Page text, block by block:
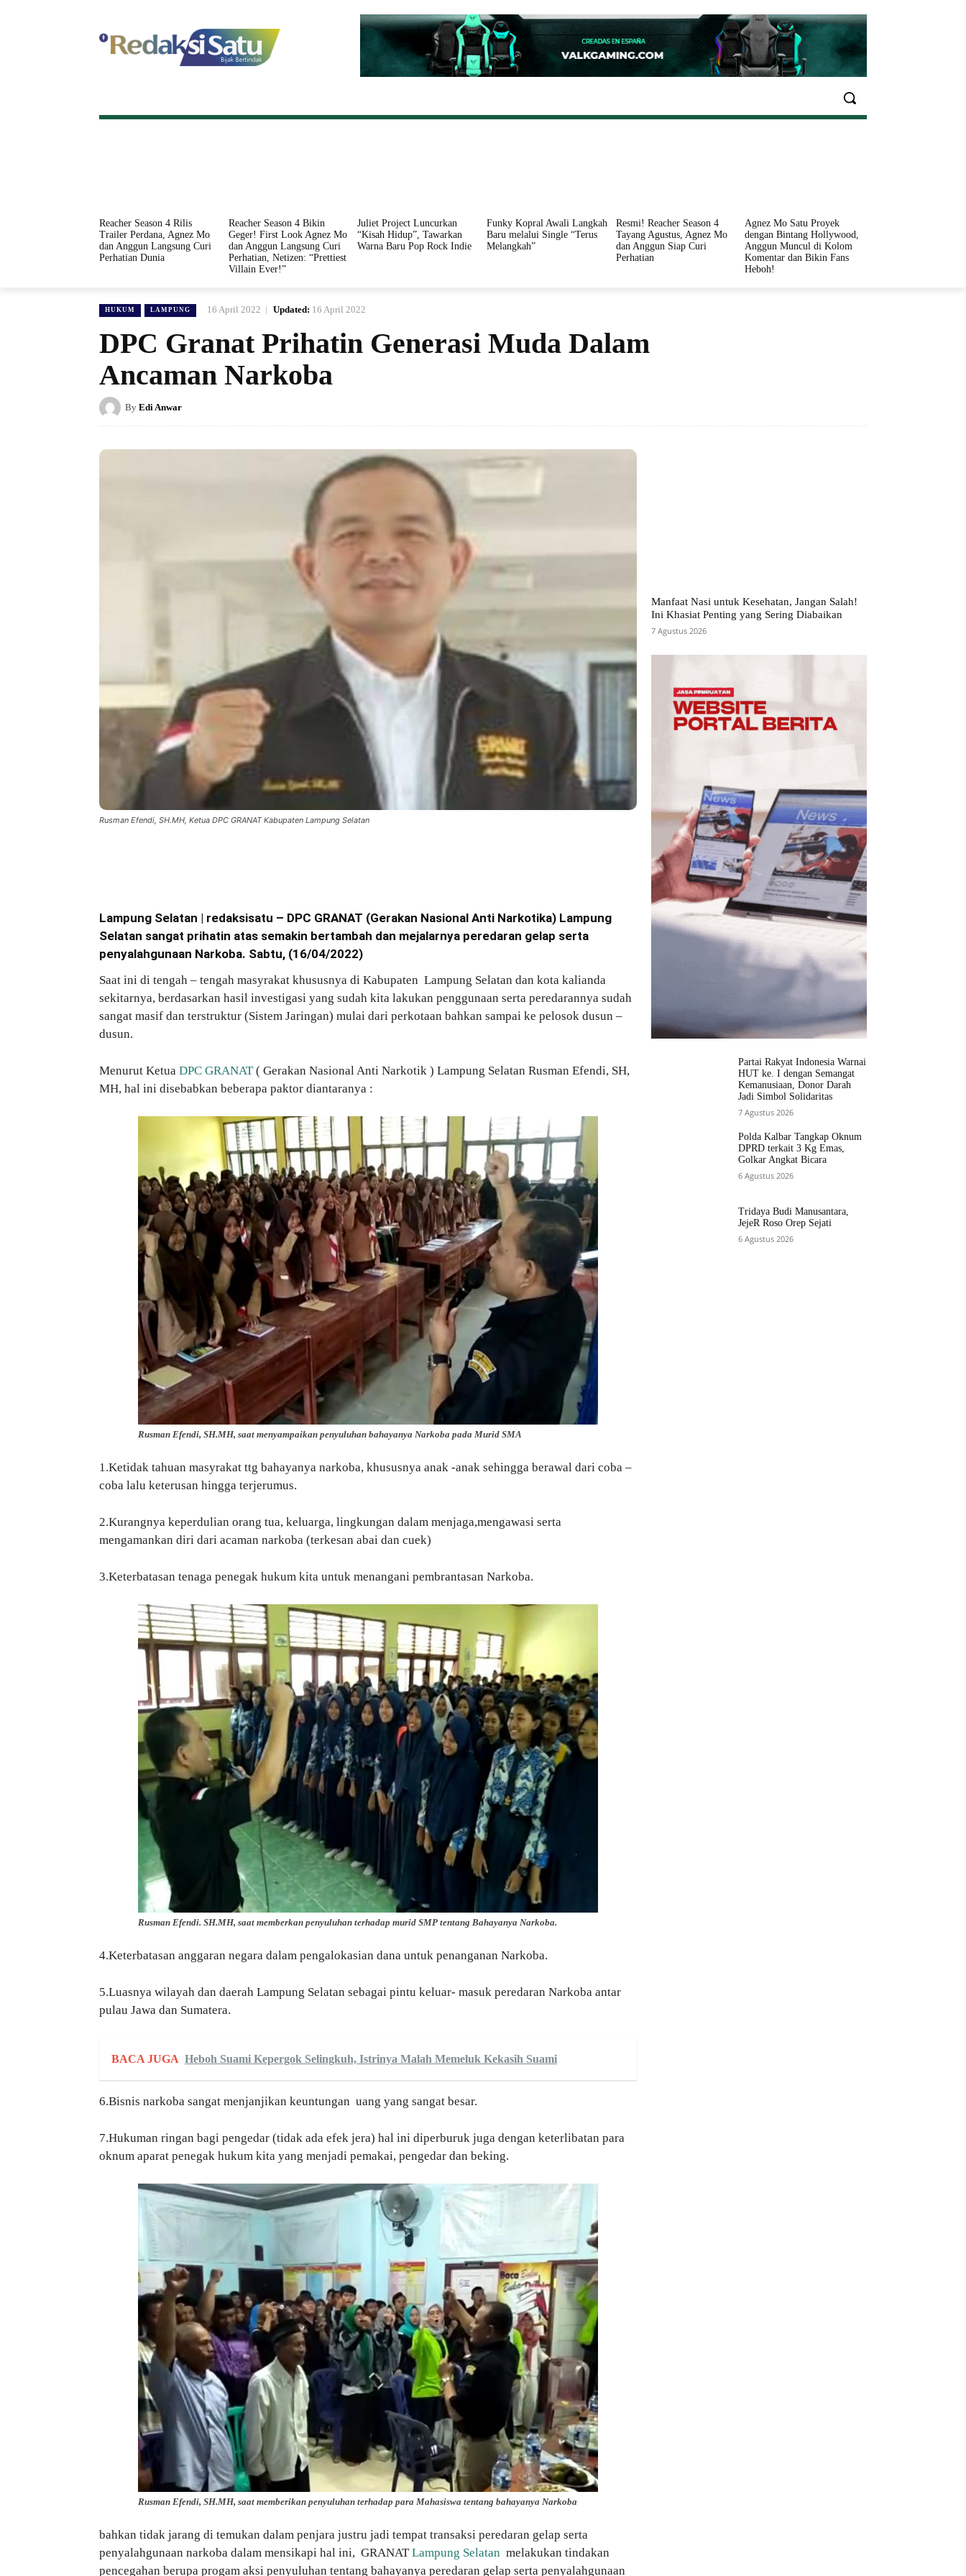
INFO SEHAT
Reacher Season 4 Rilis
Trailer Perdana, Agnez Mo
dan Anggun Langsung Curi
Perhatian Dunia
Reacher Season 4 Bikin
Geger! First Look Agnez Mo
dan Anggun Langsung Curi
Perhatian, Netizen: “Prettiest
Villain Ever!”
Juliet Project Luncurkan
“Kisah Hidup”, Tawarkan
Warna Baru Pop Rock Indie
Funky Kopral Awali Langkah
Baru melalui Single “Terus
Melangkah”
Resmi! Reacher Season 4
Tayang Agustus, Agnez Mo
dan Anggun Siap Curi
Perhatian
Agnez Mo Satu Proyek
dengan Bintang Hollywood,
Anggun Muncul di Kolom
Komentar dan Bikin Fans
Heboh!
HUKUM LAMPUNG 16 April 2022 Updated: 16 April 2022
DPC Granat Prihatin Generasi Muda Dalam
Ancaman Narkoba
By Edi Anwar
Rusman Efendi, SH.MH, Ketua DPC GRANAT Kabupaten Lampung Selatan
Lampung Selatan | redaksisatu – DPC GRANAT (Gerakan Nasional Anti Narkotika) Lampung
Selatan sangat prihatin atas semakin bertambah dan mejalarnya peredaran gelap serta
penyalahgunaan Narkoba. Sabtu, (16/04/2022)
Saat ini di tengah – tengah masyrakat khususnya di Kabupaten Lampung Selatan dan kota kalianda
sekitarnya, berdasarkan hasil investigasi yang sudah kita lakukan penggunaan serta peredarannya sudah
sangat masif dan terstruktur (Sistem Jaringan) mulai dari perkotaan bahkan sampai ke pelosok dusun –
dusun.
Menurut Ketua DPC GRANAT( Gerakan Nasional Anti Narkotik ) Lampung Selatan Rusman Efendi, SH,
MH, hal ini disebabkan beberapa paktor diantaranya :
Rusman Efendi, SH.MH, saat menyampaikan penyuluhan bahayanya Narkoba pada Murid SMA
1.Ketidak tahuan masyrakat ttg bahayanya narkoba, khususnya anak -anak sehingga berawal dari coba –
coba lalu keterusan hingga terjerumus.
2.Kurangnya keperdulian orang tua, keluarga, lingkungan dalam menjaga,mengawasi serta
mengamankan diri dari acaman narkoba (terkesan abai dan cuek)
3.Keterbatasan tenaga penegak hukum kita untuk menangani pembrantasan Narkoba.
Rusman Efendi. SH.MH, saat memberkan penyuluhan terhadap murid SMP tentang Bahayanya Narkoba.
4.Keterbatasan anggaran negara dalam pengalokasian dana untuk penanganan Narkoba.
5.Luasnya wilayah dan daerah Lampung Selatan sebagai pintu keluar- masuk peredaran Narkoba antar
pulau Jawa dan Sumatera.
BACA JUGA Heboh Suami Kepergok Selingkuh, Istrinya Malah Memeluk Kekasih Suami
6.Bisnis narkoba sangat menjanjikan keuntungan uang yang sangat besar.
7.Hukuman ringan bagi pengedar (tidak ada efek jera) hal ini diperburuk juga dengan keterlibatan para
oknum aparat penegak hukum kita yang menjadi pemakai, pengedar dan beking.
Rusman Efendi, SH.MH, saat memberikan penyuluhan terhadap para Mahasiswa tentang bahayanya Narkoba
bahkan tidak jarang di temukan dalam penjara justru jadi tempat transaksi peredaran gelap serta
penyalahgunaan narkoba dalam mensikapi hal ini, GRANATLampung Selatan melakukan tindakan
pencegahan berupa progam aksi penyuluhan tentang bahayanya peredaran gelap serta penyalahgunaan
Manfaat Nasi untuk Kesehatan, Jangan Salah!
Ini Khasiat Penting yang Sering Diabaikan
7 Agustus 2026
Partai Rakyat Indonesia Warnai
HUT ke. I dengan Semangat
Kemanusiaan, Donor Darah
Jadi Simbol Solidaritas
7 Agustus 2026
Polda Kalbar Tangkap Oknum
DPRD terkait 3 Kg Emas,
Golkar Angkat Bicara
6 Agustus 2026
Tridaya Budi Manusantara,
JejeR Roso Orep Sejati
6 Agustus 2026